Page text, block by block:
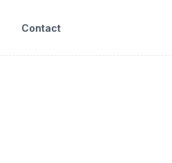
Contact